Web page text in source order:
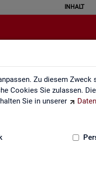
Zu diesem Zweck
Cookies Sie zulassen.
Sie in unserer
INHALT